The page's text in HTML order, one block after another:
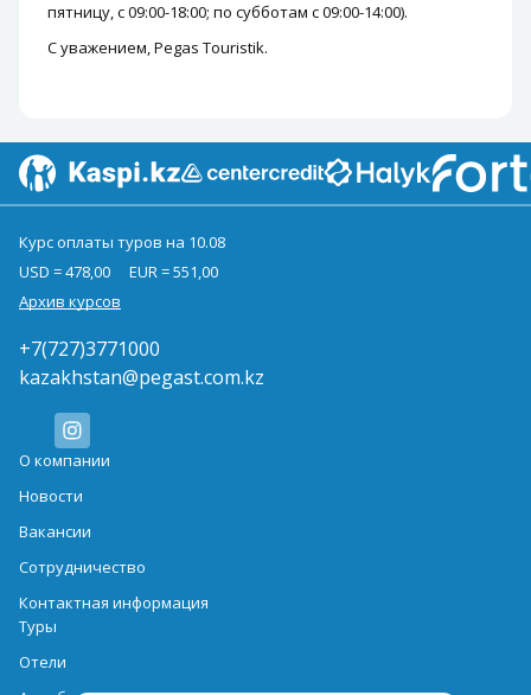
пятницу, с 09:00-18:00; по субботам с 09:00-14:00).
С уважением, Pegas Touristik.
Курс оплаты туров на 10.08
USD = 478,00
EUR = 551,00
Архив курсов
+7(727)3771000
kazakhstan@pegast.com.kz
О компании
Новости
Вакансии
Сотрудничество
Контактная информация
Туры
Отели